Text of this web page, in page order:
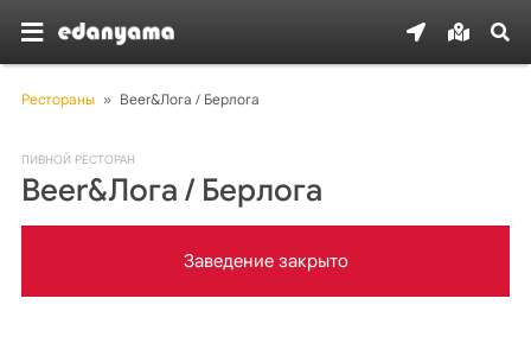
Рестораны » Beer&Лога / Берлога
ПИВНОЙ РЕСТОРАН
Beer&Лога / Берлога
Заведение закрыто